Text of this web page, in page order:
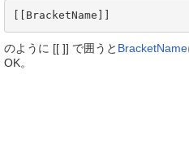
[[BracketName]]
のように [[ ]] で囲うと BracketName
OK。